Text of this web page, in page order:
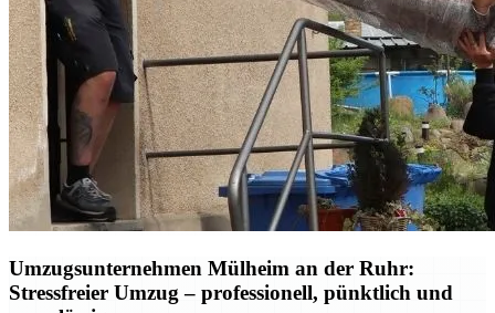
Umzugsunternehmen Mülheim an der Ruhr:
Stressfreier Umzug – professionell, pünktlich und